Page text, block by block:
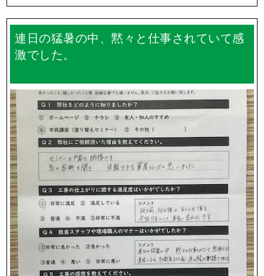
連日の猛暑の中、黙々と仕事されていて感
激でした。